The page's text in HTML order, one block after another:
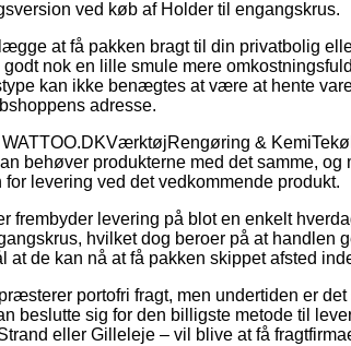
ved køb af Holder til engangskrus.
at få pakken bragt til din privatbolig
godt nok en lille smule mere
kan ikke benægtes at være at hente
adresse.
&
behøver produkterne med det samme,
levering ved det vedkommende produkt.
frembyder levering på blot en enkelt
hvilket dog beroer på at handlen
at de kan nå at få pakken skippet afsted
portofri fragt, men undertiden er
beslutte sig for den billigste metode til
eller Gilleleje – vil blive at få